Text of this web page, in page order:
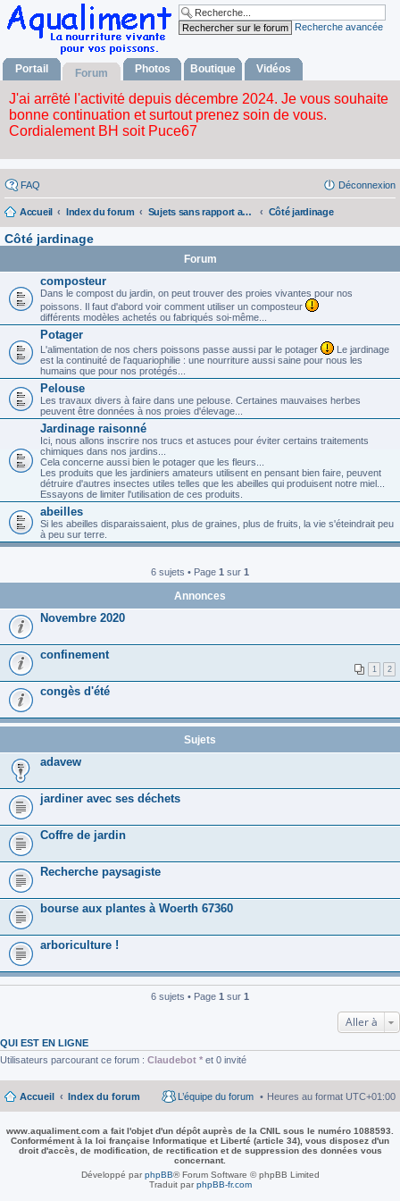
Recherche avancée
Portail Forum Photos Boutique Vidéos
FAQ Déconnexion
Accueil Index du forum Sujets sans rapport avec la nourriture vivante Côté jardinage
Côté jardinage
Forum
composteur
Dans le compost du jardin, on peut trouver des proies vivantes pour nos
poissons. Il faut d'abord voir comment utiliser un composteur
différents modèles achetés ou fabriqués soi-même...
Potager
L'alimentation de nos chers poissons passe aussi par le potager
Le jardinage
est la continuité de l'aquariophilie : une nourriture aussi saine pour nous les
humains que pour nos protégés...
Pelouse
Les travaux divers à faire dans une pelouse. Certaines mauvaises herbes
peuvent être données à nos proies d'élevage...
Jardinage raisonné
Ici, nous allons inscrire nos trucs et astuces pour éviter certains traitements
chimiques dans nos jardins...
Cela concerne aussi bien le potager que les fleurs...
Les produits que les jardiniers amateurs utilisent en pensant bien faire, peuvent
détruire d'autres insectes utiles telles que les abeilles qui produisent notre miel...
Essayons de limiter l'utilisation de ces produits.
abeilles
Si les abeilles disparaissaient, plus de graines, plus de fruits, la vie s'éteindrait peu
à peu sur terre.
6 sujets • Page 1 sur 1
Annonces
Novembre 2020
confinement
1 2
congès d'été
Sujets
adavew
jardiner avec ses déchets
Coffre de jardin
Recherche paysagiste
bourse aux plantes à Woerth 67360
arboriculture !
6 sujets • Page 1 sur 1
Aller à
QUI EST EN LIGNE
Utilisateurs parcourant ce forum : Claudebot * et 0 invité
Accueil Index du forum Heures au format UTC+01:00
L’équipe du forum
www.aqualiment.com a fait l'objet d'un dépôt auprès de la CNIL sous le numéro 1088593.
Conformément à la loi française Informatique et Liberté (article 34), vous disposez d'un
droit d'accès, de modification, de rectification et de suppression des données vous
concernant.
Développé parphpBB® Forum Software © phpBB Limited
Traduit parphpBB-fr.com